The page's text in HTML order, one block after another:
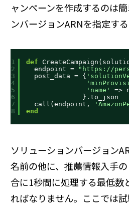
ャンペーンを作成するのは
ンバージョンARNを指定する
1
2
3
4
5
6
7
8
def
endpoint =
" https://
post_data = {
'name'
=>
}.to_json
call(endpoint,
end
ソリューションバージョン
名前の他に、推薦情報入手
合に1秒間に処理する最低数
ればなりません。ここでは試